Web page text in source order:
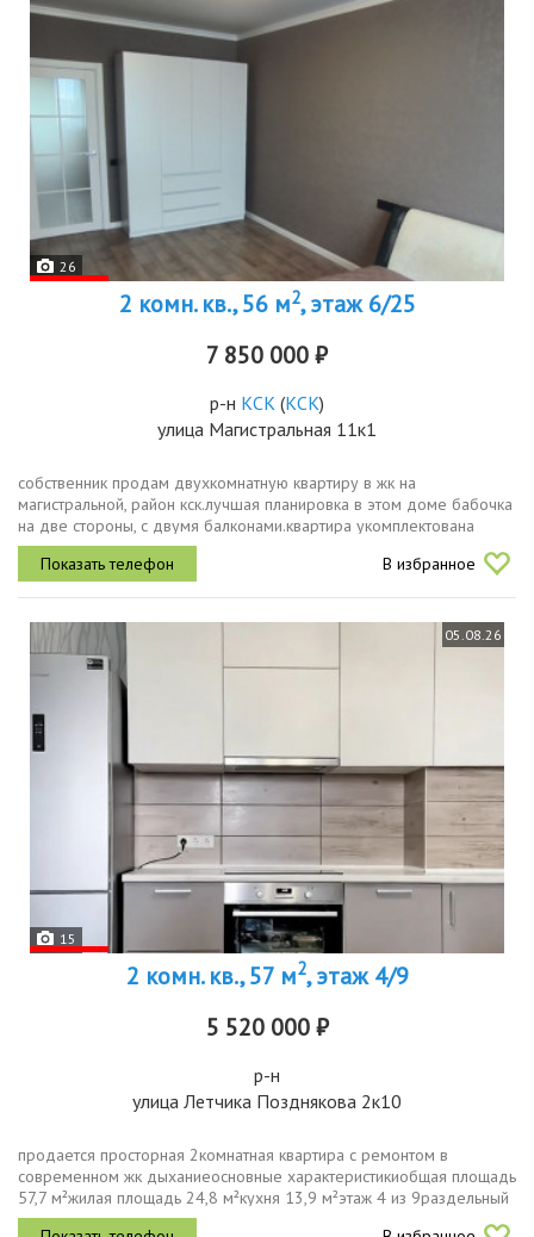
26
2 комн. кв., 56 м2, этаж 6/25
7 850 000 ₽
р-н КСК (КСК)
улица Магистральная 11к1
собственник продам двухкомнатную квартиру в жк на
магистральной, район кск.лучшая планировка в этом доме бабочка
на две стороны, с двумя балконами.квартира укомплектована
мебелью и техникой, все остаётсяремонт делался для себя
натяжные потолки,...
В избранное
05.08.26
15
2 комн. кв., 57 м2, этаж 4/9
5 520 000 ₽
р-н
улица Летчика Позднякова 2к10
продается просторная 2комнатная квартира с ремонтом в
современном жк дыханиеосновные характеристикиобщая площадь
57,7 м²жилая площадь 24,8 м²кухня 13,9 м²этаж 4 из 9раздельный
санузелгрузовой лифтпредлагается уютная двухкомнатная